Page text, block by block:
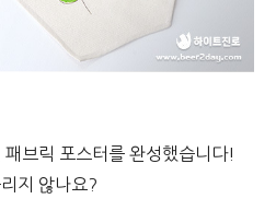
브릭 포스터를 완성했습니다!
지 않나요?